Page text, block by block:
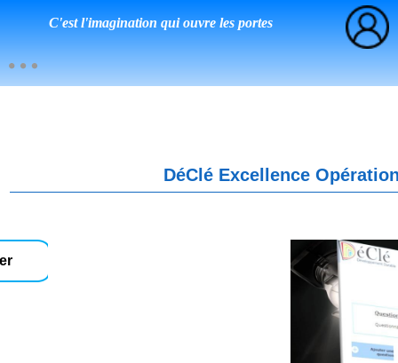
C'est l'imagination qui ouvre les portes
DéClé Excellence